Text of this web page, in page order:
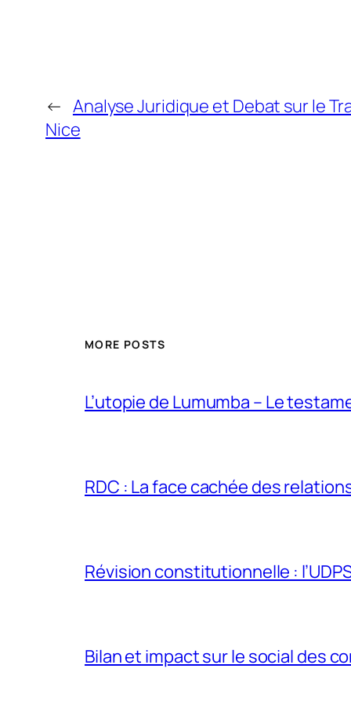
← Analyse Juridique et Debat sur le
Nice
MORE POSTS
L’utopie de Lumumba – Le
RDC : La face cachée des
Révision constitutionnelle :
Bilan et impact sur le social des